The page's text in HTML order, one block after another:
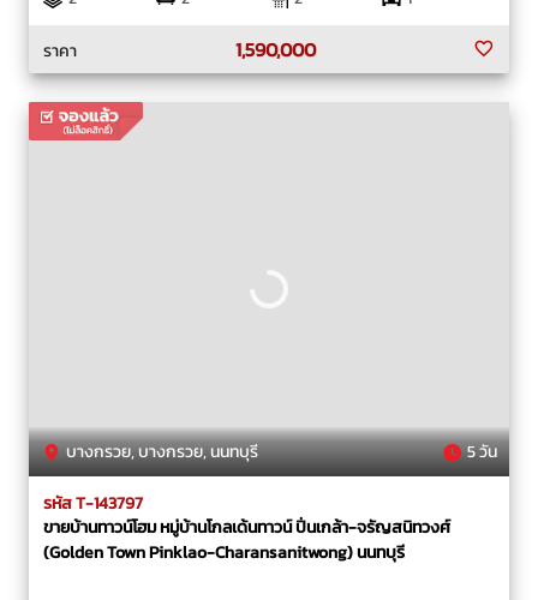
ราคา
1,590,000
บางกรวย, บางกรวย, นนทบุรี 5 วัน
รหัส T-143797
ขายบ้านทาวน์โฮม หมู่บ้านโกลเด้นทาวน์ ปิ่นเกล้า-จรัญสนิทวงศ์
(Golden Town Pinklao-Charansanitwong) นนทบุรี